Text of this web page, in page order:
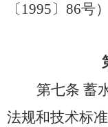
〔 1995〕86号
第七条 蓄
法规和技术标